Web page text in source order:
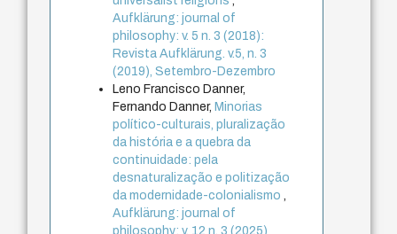
Aufklärung: journal of
philosophy: v. 5 n. 3 (2018):
Revista Aufklärung. v.5, n. 3
(2019), Setembro-Dezembro
Leno Francisco Danner,
Fernando Danner, Minorias
político-culturais, pluralização
da história e a quebra da
continuidade: pela
desnaturalização e politização
da modernidade-colonialismo
Aufklärung: journal of
philosophy: v. 12 n. 3 (2025)